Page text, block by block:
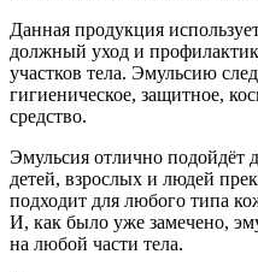
Данная продукция
должный уход и
участков тела. Эмульсию
гигиеническое, защитное,
средство.
Эмульсия отлично подойдёт
детей, взрослых и людей
подходит для любого типа
И, как было уже замечено,
на любой части тела.